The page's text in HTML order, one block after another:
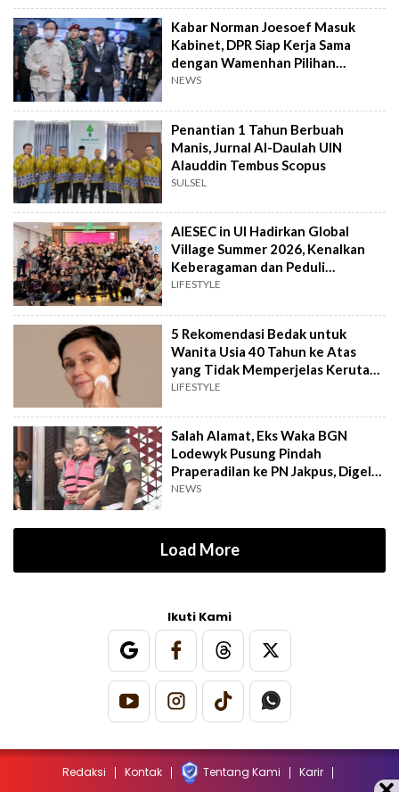
Kabar Norman Joesoef Masuk
Kabinet, DPR Siap Kerja Sama
dengan Wamenhan Pilihan
Prabowo
NEWS
Penantian 1 Tahun Berbuah
Manis, Jurnal Al-Daulah UIN
Alauddin Tembus Scopus
SULSEL
AIESEC in UI Hadirkan Global
Village Summer 2026, Kenalkan
Keberagaman dan Peduli
Lingkungan
LIFESTYLE
5 Rekomendasi Bedak untuk
Wanita Usia 40 Tahun ke Atas
yang Tidak Memperjelas Kerutan
sesuai Review
LIFESTYLE
Salah Alamat, Eks Waka BGN
Lodewyk Pusung Pindah
Praperadilan ke PN Jakpus, Digelar
12 Agustus
NEWS
Load More
Ikuti Kami
Redaksi Kontak Tentang Kami
Karir